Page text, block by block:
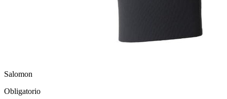
Salomon
Obligatorio